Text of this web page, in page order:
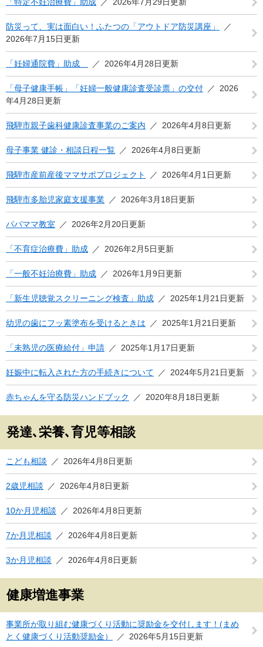
防災って、実は面白い！ふたつの「アウトドア防災講座」
2026年7月15日更新
「妊婦通院費」助成 2026年4月28日更新
「母子健康手帳」「妊婦一般健康診査受診票」の交付
2026
年4月28日更新
飛騨市親子歯科健康診査事業のご案内 2026年4月8日更新
母子事業 健診・相談日程一覧 2026年4月8日更新
飛騨市産前産後ママサポプロジェクト 2026年4月1日更新
飛騨市多胎児家庭支援事業 2026年3月18日更新
パパママ教室 2026年2月20日更新
「不育症治療費」助成 2026年2月5日更新
「一般不妊治療費」助成 2026年1月9日更新
「新生児聴覚スクリーニング検査」助成 2025年1月21日更新
幼児の歯にフッ素塗布を受けるときは 2025年1月21日更新
「未熟児の医療給付」申請 2025年1月17日更新
妊娠中に転入された方の手続きについて 2024年5月21日更新
赤ちゃんを守る防災ハンドブック 2020年8月18日更新
発達､栄養､育児等相談
こども相談 2026年4月8日更新
2歳児相談 2026年4月8日更新
10か月児相談 2026年4月8日更新
7か月児相談 2026年4月8日更新
3か月児相談 2026年4月8日更新
健康増進事業
事業所が取り組む健康づくり活動に奨励金を交付します！(まめ
とく健康づくり活動奨励金）
2026年5月15日更新